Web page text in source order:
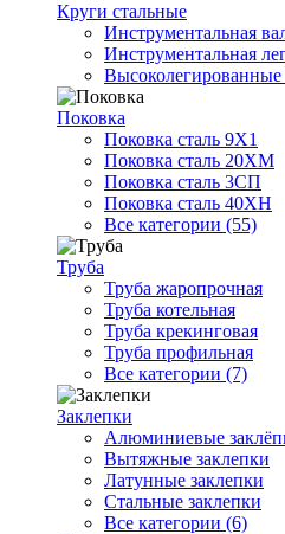
Круги стальные
Инструментальная
Инструментальная
Высоколегированные
Поковка
Поковка сталь 9Х1
Поковка сталь 20ХМ
Поковка сталь 3СП
Поковка сталь 40ХН
Все категории (55)
Труба
Труба жаропрочная
Труба котельная
Труба крекинговая
Труба профильная
Все категории (7)
Заклепки
Алюминиевые
Вытяжные заклепки
Латунные заклепки
Стальные заклепки
Все категории (6)